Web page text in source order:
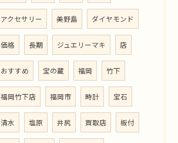
アクセサリー 美野島 ダイヤモンド
価格 長期 ジュエリーマキ 店
おすすめ 宝の蔵 福岡 竹下
福岡竹下店 福岡市 時計 宝石
清水 塩原 井尻 買取店 板付